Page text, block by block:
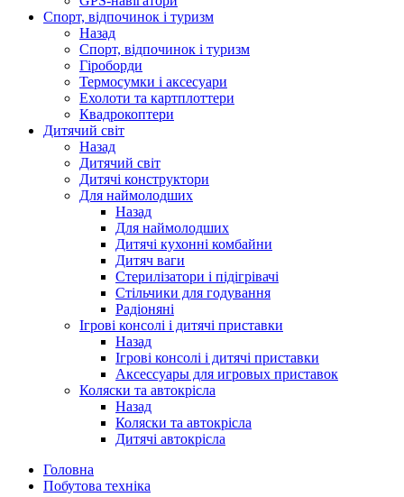
Спорт, відпочинок і туризм
Назад
Спорт, відпочинок і туризм
Гіроборди
Термосумки і аксесуари
Ехолоти та картплоттери
Квадрокоптери
Дитячий світ
Назад
Дитячий світ
Дитячі конструктори
Для наймолодших
Назад
Для наймолодших
Дитячі кухонні комбайни
Дитяч ваги
Стерилізатори і підігрівачі
Стільчики для годування
Радіоняні
Ігрові консолі і дитячі приставки
Назад
Ігрові консолі і дитячі приставки
Аксессуары для игровых приставок
Коляски та автокрісла
Назад
Коляски та автокрісла
Дитячі автокрісла
Головна
Побутова техніка